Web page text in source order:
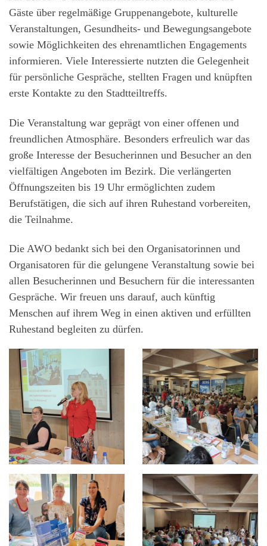
Gäste über regelmäßige Gruppenangebote, kulturelle
Veranstaltungen, Gesundheits- und Bewegungsangebote
sowie Möglichkeiten des ehrenamtlichen Engagements
informieren. Viele Interessierte nutzten die Gelegenheit
für persönliche Gespräche, stellten Fragen und knüpften
erste Kontakte zu den Stadtteiltreffs.
Die Veranstaltung war geprägt von einer offenen und
freundlichen Atmosphäre. Besonders erfreulich war das
große Interesse der Besucherinnen und Besucher an den
vielfältigen Angeboten im Bezirk. Die verlängerten
Öffnungszeiten bis 19 Uhr ermöglichten zudem
Berufstätigen, die sich auf ihren Ruhestand vorbereiten,
die Teilnahme.
Die AWO bedankt sich bei den Organisatorinnen und
Organisatoren für die gelungene Veranstaltung sowie bei
allen Besucherinnen und Besuchern für die interessanten
Gespräche. Wir freuen uns darauf, auch künftig
Menschen auf ihrem Weg in einen aktiven und erfüllten
Ruhestand begleiten zu dürfen.